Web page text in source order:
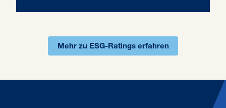
Mehr zu ESG-Ratings erfahren